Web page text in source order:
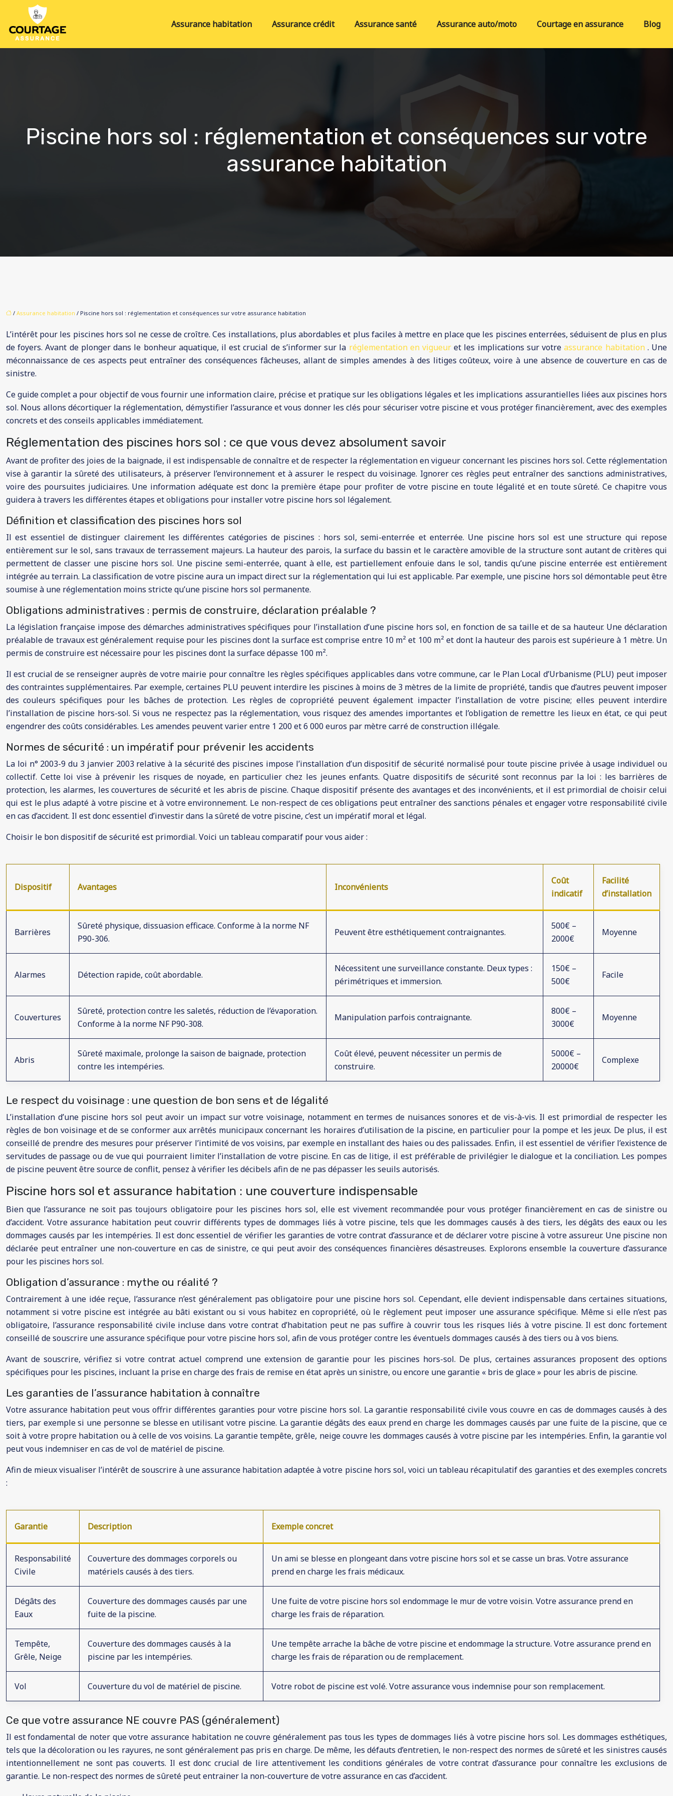
Assurance habitation Assurance crédit Assurance santé Assurance auto/moto Courtage en assurance Blog
Piscine hors sol : réglementation et conséquences sur votre
assurance habitation
/ Assurance habitation / Piscine hors sol : réglementation et conséquences sur votre assurance habitation
L’intérêt pour les piscines hors sol ne cesse de croître. Ces installations, plus abordables et plus faciles à mettre en place que les piscines enterrées, séduisent de plus en plus
de foyers. Avant de plonger dans le bonheur aquatique, il est crucial de s’informer sur la réglementation en vigueuret les implications sur votreassurance habitation . Une
méconnaissance de ces aspects peut entraîner des conséquences fâcheuses, allant de simples amendes à des litiges coûteux, voire à une absence de couverture en cas de
sinistre.
Ce guide complet a pour objectif de vous fournir une information claire, précise et pratique sur les obligations légales et les implications assurantielles liées aux piscines hors
sol. Nous allons décortiquer la réglementation, démystifier l’assurance et vous donner les clés pour sécuriser votre piscine et vous protéger financièrement, avec des exemples
concrets et des conseils applicables immédiatement.
Réglementation des piscines hors sol : ce que vous devez absolument savoir
Avant de profiter des joies de la baignade, il est indispensable de connaître et de respecter la réglementation en vigueur concernant les piscines hors sol. Cette réglementation
vise à garantir la sûreté des utilisateurs, à préserver l’environnement et à assurer le respect du voisinage. Ignorer ces règles peut entraîner des sanctions administratives,
voire des poursuites judiciaires. Une information adéquate est donc la première étape pour profiter de votre piscine en toute légalité et en toute sûreté. Ce chapitre vous
guidera à travers les différentes étapes et obligations pour installer votre piscine hors sol légalement.
Définition et classification des piscines hors sol
Il est essentiel de distinguer clairement les différentes catégories de piscines : hors sol, semi-enterrée et enterrée. Une piscine hors sol est une structure qui repose
entièrement sur le sol, sans travaux de terrassement majeurs. La hauteur des parois, la surface du bassin et le caractère amovible de la structure sont autant de critères qui
permettent de classer une piscine hors sol. Une piscine semi-enterrée, quant à elle, est partiellement enfouie dans le sol, tandis qu’une piscine enterrée est entièrement
intégrée au terrain. La classification de votre piscine aura un impact direct sur la réglementation qui lui est applicable. Par exemple, une piscine hors sol démontable peut être
soumise à une réglementation moins stricte qu’une piscine hors sol permanente.
Obligations administratives : permis de construire, déclaration préalable ?
La législation française impose des démarches administratives spécifiques pour l’installation d’une piscine hors sol, en fonction de sa taille et de sa hauteur. Une déclaration
préalable de travaux est généralement requise pour les piscines dont la surface est comprise entre 10 m² et 100 m² et dont la hauteur des parois est supérieure à 1 mètre. Un
permis de construire est nécessaire pour les piscines dont la surface dépasse 100 m².
Il est crucial de se renseigner auprès de votre mairie pour connaître les règles spécifiques applicables dans votre commune, car le Plan Local d’Urbanisme (PLU) peut imposer
des contraintes supplémentaires. Par exemple, certaines PLU peuvent interdire les piscines à moins de 3 mètres de la limite de propriété, tandis que d’autres peuvent imposer
des couleurs spécifiques pour les bâches de protection. Les règles de copropriété peuvent également impacter l’installation de votre piscine; elles peuvent interdire
l’installation de piscine hors-sol. Si vous ne respectez pas la réglementation, vous risquez des amendes importantes et l’obligation de remettre les lieux en état, ce qui peut
engendrer des coûts considérables. Les amendes peuvent varier entre 1 200 et 6 000 euros par mètre carré de construction illégale.
Normes de sécurité : un impératif pour prévenir les accidents
La loi n° 2003-9 du 3 janvier 2003 relative à la sécurité des piscines impose l’installation d’un dispositif de sécurité normalisé pour toute piscine privée à usage individuel ou
collectif. Cette loi vise à prévenir les risques de noyade, en particulier chez les jeunes enfants. Quatre dispositifs de sécurité sont reconnus par la loi : les barrières de
protection, les alarmes, les couvertures de sécurité et les abris de piscine. Chaque dispositif présente des avantages et des inconvénients, et il est primordial de choisir celui
qui est le plus adapté à votre piscine et à votre environnement. Le non-respect de ces obligations peut entraîner des sanctions pénales et engager votre responsabilité civile
en cas d’accident. Il est donc essentiel d’investir dans la sûreté de votre piscine, c’est un impératif moral et légal.
Choisir le bon dispositif de sécurité est primordial. Voici un tableau comparatif pour vous aider :
Dispositif Avantages Inconvénients
Coût
indicatif
Facilité
d’installation
Barrières
Sûreté physique, dissuasion efficace. Conforme à la norme NF
P90-306.
Peuvent être esthétiquement contraignantes.
500€ –
2000€
Moyenne
Alarmes Détection rapide, coût abordable.
Nécessitent une surveillance constante. Deux types :
périmétriques et immersion.
150€ –
500€
Facile
Couvertures
Sûreté, protection contre les saletés, réduction de l’évaporation.
Conforme à la norme NF P90-308.
Manipulation parfois contraignante.
800€ –
3000€
Moyenne
Abris
Sûreté maximale, prolonge la saison de baignade, protection
contre les intempéries.
Coût élevé, peuvent nécessiter un permis de
construire.
5000€ –
20000€
Complexe
Le respect du voisinage : une question de bon sens et de légalité
L’installation d’une piscine hors sol peut avoir un impact sur votre voisinage, notamment en termes de nuisances sonores et de vis-à-vis. Il est primordial de respecter les
règles de bon voisinage et de se conformer aux arrêtés municipaux concernant les horaires d’utilisation de la piscine, en particulier pour la pompe et les jeux. De plus, il est
conseillé de prendre des mesures pour préserver l’intimité de vos voisins, par exemple en installant des haies ou des palissades. Enfin, il est essentiel de vérifier l’existence de
servitudes de passage ou de vue qui pourraient limiter l’installation de votre piscine. En cas de litige, il est préférable de privilégier le dialogue et la conciliation. Les pompes
de piscine peuvent être source de conflit, pensez à vérifier les décibels afin de ne pas dépasser les seuils autorisés.
Piscine hors sol et assurance habitation : une couverture indispensable
Bien que l’assurance ne soit pas toujours obligatoire pour les piscines hors sol, elle est vivement recommandée pour vous protéger financièrement en cas de sinistre ou
d’accident. Votre assurance habitation peut couvrir différents types de dommages liés à votre piscine, tels que les dommages causés à des tiers, les dégâts des eaux ou les
dommages causés par les intempéries. Il est donc essentiel de vérifier les garanties de votre contrat d’assurance et de déclarer votre piscine à votre assureur. Une piscine non
déclarée peut entraîner une non-couverture en cas de sinistre, ce qui peut avoir des conséquences financières désastreuses. Explorons ensemble la couverture d’assurance
pour les piscines hors sol.
Obligation d’assurance : mythe ou réalité ?
Contrairement à une idée reçue, l’assurance n’est généralement pas obligatoire pour une piscine hors sol. Cependant, elle devient indispensable dans certaines situations,
notamment si votre piscine est intégrée au bâti existant ou si vous habitez en copropriété, où le règlement peut imposer une assurance spécifique. Même si elle n’est pas
obligatoire, l’assurance responsabilité civile incluse dans votre contrat d’habitation peut ne pas suffire à couvrir tous les risques liés à votre piscine. Il est donc fortement
conseillé de souscrire une assurance spécifique pour votre piscine hors sol, afin de vous protéger contre les éventuels dommages causés à des tiers ou à vos biens.
Avant de souscrire, vérifiez si votre contrat actuel comprend une extension de garantie pour les piscines hors-sol. De plus, certaines assurances proposent des options
spécifiques pour les piscines, incluant la prise en charge des frais de remise en état après un sinistre, ou encore une garantie « bris de glace » pour les abris de piscine.
Les garanties de l’assurance habitation à connaître
Votre assurance habitation peut vous offrir différentes garanties pour votre piscine hors sol. La garantie responsabilité civile vous couvre en cas de dommages causés à des
tiers, par exemple si une personne se blesse en utilisant votre piscine. La garantie dégâts des eaux prend en charge les dommages causés par une fuite de la piscine, que ce
soit à votre propre habitation ou à celle de vos voisins. La garantie tempête, grêle, neige couvre les dommages causés à votre piscine par les intempéries. Enfin, la garantie vol
peut vous indemniser en cas de vol de matériel de piscine.
Afin de mieux visualiser l’intérêt de souscrire à une assurance habitation adaptée à votre piscine hors sol, voici un tableau récapitulatif des garanties et des exemples concrets
:
Garantie Description Exemple concret
Responsabilité
Civile
Couverture des dommages corporels ou
matériels causés à des tiers.
Un ami se blesse en plongeant dans votre piscine hors sol et se casse un bras. Votre assurance
prend en charge les frais médicaux.
Dégâts des
Eaux
Couverture des dommages causés par une
fuite de la piscine.
Une fuite de votre piscine hors sol endommage le mur de votre voisin. Votre assurance prend en
charge les frais de réparation.
Tempête,
Grêle, Neige
Couverture des dommages causés à la
piscine par les intempéries.
Une tempête arrache la bâche de votre piscine et endommage la structure. Votre assurance prend en
charge les frais de réparation ou de remplacement.
Vol Couverture du vol de matériel de piscine. Votre robot de piscine est volé. Votre assurance vous indemnise pour son remplacement.
Ce que votre assurance NE couvre PAS (généralement)
Il est fondamental de noter que votre assurance habitation ne couvre généralement pas tous les types de dommages liés à votre piscine hors sol. Les dommages esthétiques,
tels que la décoloration ou les rayures, ne sont généralement pas pris en charge. De même, les défauts d’entretien, le non-respect des normes de sûreté et les sinistres causés
intentionnellement ne sont pas couverts. Il est donc crucial de lire attentivement les conditions générales de votre contrat d’assurance pour connaître les exclusions de
garantie. Le non-respect des normes de sûreté peut entrainer la non-couverture de votre assurance en cas d’accident.